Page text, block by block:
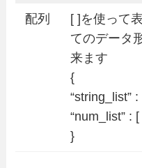
配列
[ ]を使って
てのデータ
来ます
{
“string_list” :
“num_list” : [
}